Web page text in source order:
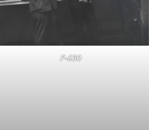
F-630